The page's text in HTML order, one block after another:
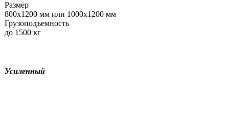
Размер
800х1200 мм или 1000х1200 мм
Грузоподъемность
до 1500 кг
Усиленный